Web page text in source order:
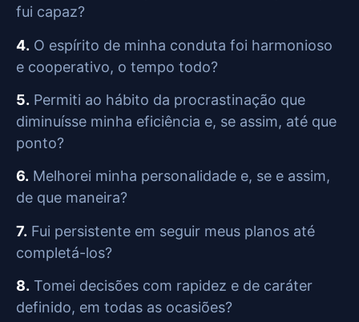
fui capaz?
4. O espírito de minha conduta foi harmonioso
e cooperativo, o tempo todo?
5. Permiti ao hábito da procrastinação que
diminuísse minha eficiência e, se assim, até que
ponto?
6. Melhorei minha personalidade e, se e assim,
de que maneira?
7. Fui persistente em seguir meus planos até
completá-los?
8. Tomei decisões com rapidez e de caráter
definido, em todas as ocasiões?